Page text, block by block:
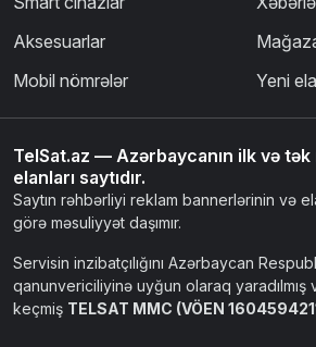
Aksesuarlar
Mobil nömrələr
Yeni
TelSat.az — Azərbaycanın ilk və
elanları saytıdır.
Saytın rəhbərliyi reklam bannerlərinin və
görə məsuliyyət daşımır.
Servisin inzibatçılığını Azərbaycan
qanunvericiliyinə uyğun olaraq
keçmiş TELSAT MMC (VÖEN